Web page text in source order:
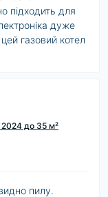
підходить для
дуже
газовий котел
до 35 м²
пилу.